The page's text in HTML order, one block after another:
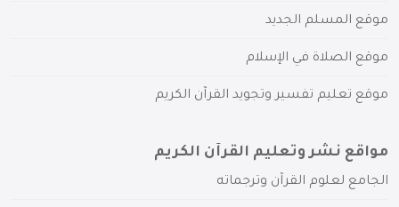
موقع المسلم الجديد
موقع الصلاة في الإسلام
موقع تعليم تفسير وتجويد القرآن الكريم
مواقع نشر وتعليم القرآن الكريم
الجامع لعلوم القرآن وترجماته